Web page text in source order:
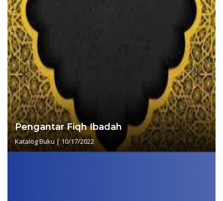
Pengantar Fiqh Ibadah
Katalog Buku |10/17/2022